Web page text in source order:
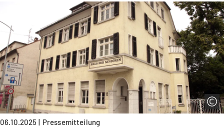
06.10.2025 Pressemitteilung